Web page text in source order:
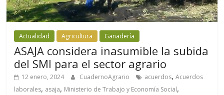
Actualidad Agricultura Ganadería
ASAJA considera inasumible la subida
del SMI para el sector agrario
12 enero, 2024 CuadernoAgrario acuerdos,Acuerdos
laborales, asaja, Ministerio de Trabajo y Economía Social,